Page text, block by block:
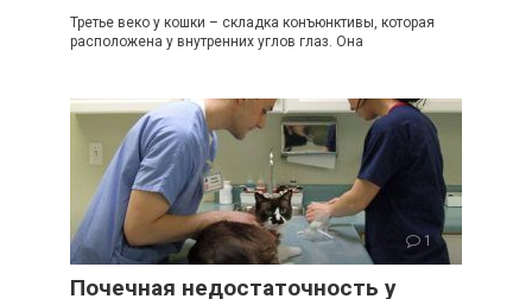
Третье веко у кошки – складка конъюнктивы, которая
расположена у внутренних углов глаз. Она
1
Почечная недостаточность у